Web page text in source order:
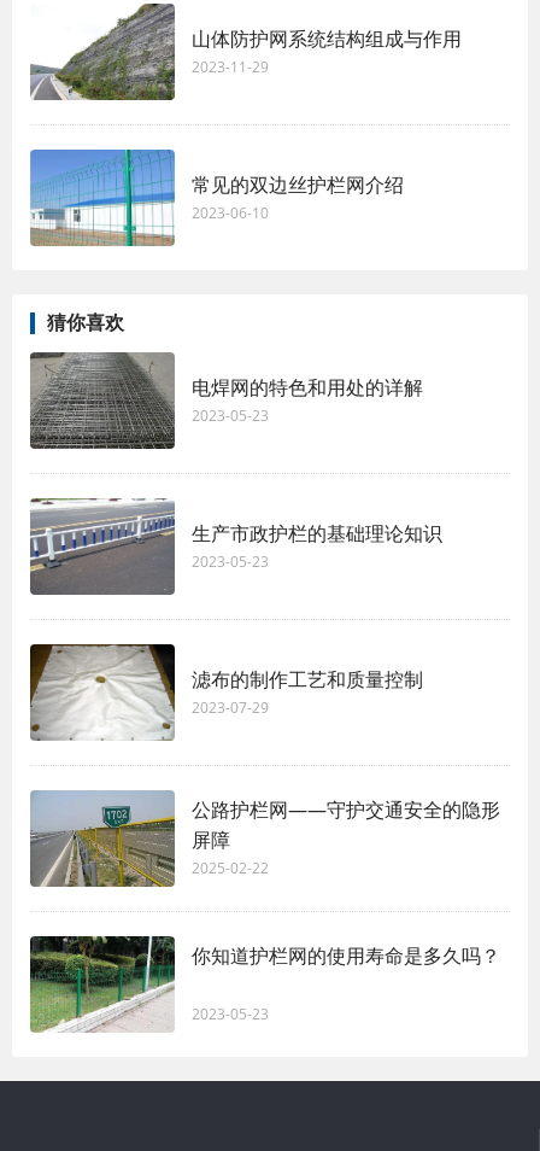
山体防护网系统结构组成与作用
2023-11-29
常见的双边丝护栏网介绍
2023-06-10
猜你喜欢
电焊网的特色和用处的详解
2023-05-23
生产市政护栏的基础理论知识
2023-05-23
滤布的制作工艺和质量控制
2023-07-29
公路护栏网——守护交通安全的隐形
屏障
2025-02-22
你知道护栏网的使用寿命是多久吗？
2023-05-23